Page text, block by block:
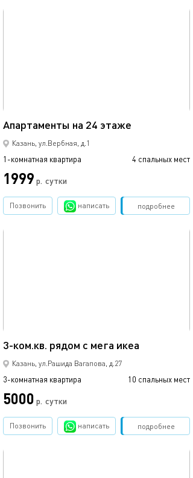
Апартаменты на 24 этаже
Казань, ул.Вербная, д.1
1-комнатная квартира 4 спальных мест
1999 р. сутки
подробнее
Позвонить написать Забронировать
3-ком.кв. рядом с мега икеа
Казань, ул.Рашида Вагапова, д.27
3-комнатная квартира 10 спальных мест
5000 р. сутки
подробнее
Позвонить написать Забронировать